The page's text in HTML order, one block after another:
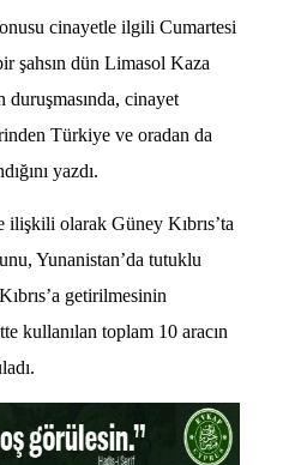
cinayetle ilgili Cumartesi
şahsın dün Limasol Kaza
duruşmasında, cinayet
Türkiye ve oradan da
yazdı.
olarak Güney Kıbrıs’ta
Yunanistan’da tutuklu
getirilmesinin
kullanılan toplam 10 aracın